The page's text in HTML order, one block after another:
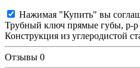
Нажимая "Купить" вы
Трубный ключ прямые губы, р-р
Конструкция из углеродистой
Отзывы 0